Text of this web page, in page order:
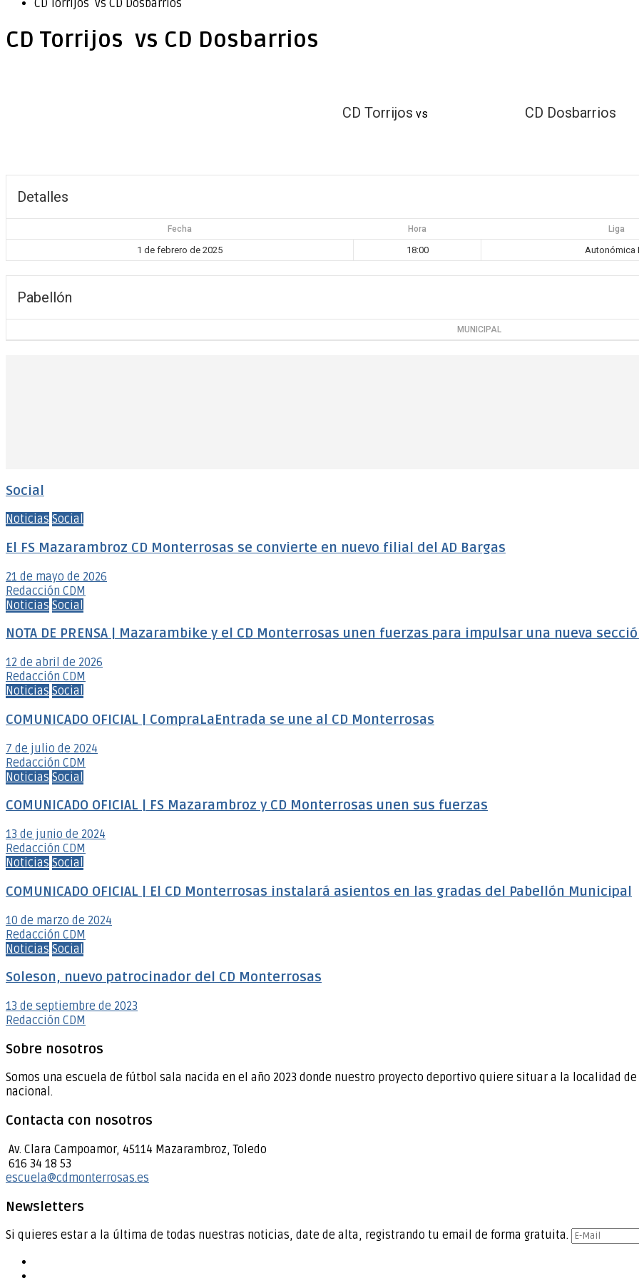
CD Torrijos vs CD Dosbarrios
CD Torrijos vs CD Dosbarrios
CD Torrijos vs CD Dosbarrios
Detalles
Fecha Hora Liga
1 de febrero de 2025 18:00 Autonómica
Pabellón
MUNICIPAL
Social
Noticias Social
El FS Mazarambroz CD Monterrosas se convierte en nuevo filial del AD Bargas
21 de mayo de 2026
Redacción CDM
Noticias Social
NOTA DE PRENSA | Mazarambike y el CD Monterrosas unen fuerzas para impulsar una nueva
12 de abril de 2026
Redacción CDM
Noticias Social
COMUNICADO OFICIAL | CompraLaEntrada se une al CD Monterrosas
7 de julio de 2024
Redacción CDM
Noticias Social
COMUNICADO OFICIAL | FS Mazarambroz y CD Monterrosas unen sus fuerzas
13 de junio de 2024
Redacción CDM
Noticias Social
COMUNICADO OFICIAL | El CD Monterrosas instalará asientos en las gradas del Pabellón Municipal
10 de marzo de 2024
Redacción CDM
Noticias Social
Soleson, nuevo patrocinador del CD Monterrosas
13 de septiembre de 2023
Redacción CDM
Sobre nosotros
Somos una escuela de fútbol sala nacida en el año 2023 donde nuestro proyecto deportivo quiere situar a la localidad
nacional.
Contacta con nosotros
Av. Clara Campoamor, 45114 Mazarambroz, Toledo
616 34 18 53
escuela@cdmonterrosas.es
Newsletters
Si quieres estar a la última de todas nuestras noticias, date de alta, registrando tu email de forma gratuita.